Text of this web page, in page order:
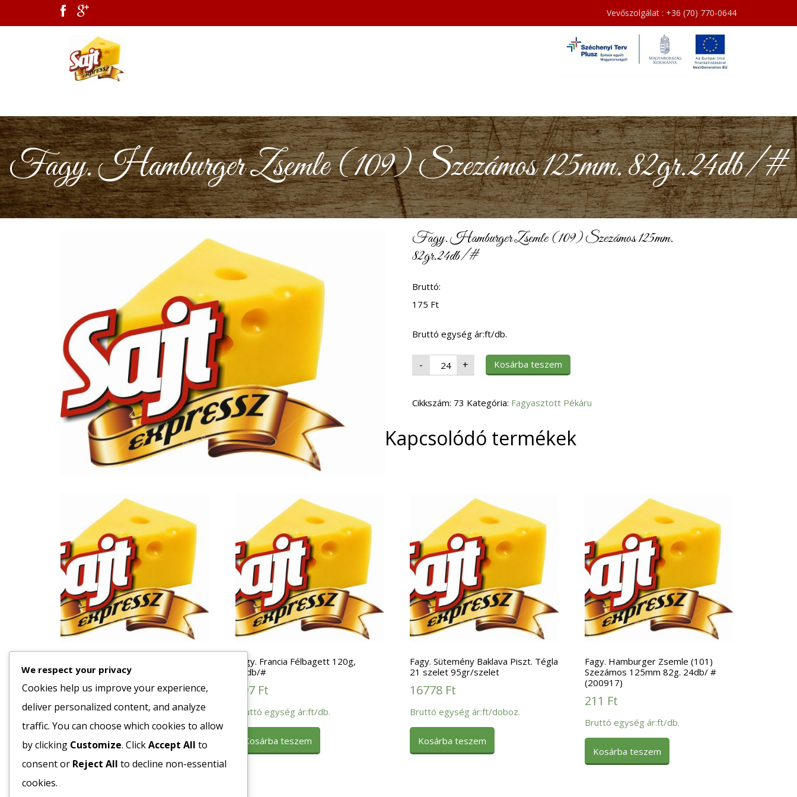
Vevőszolgálat : +36 (70) 770-0644
Fagy. Hamburger Zsemle (109) Szezámos 125mm. 82gr.24db/#
Fagy. Hamburger Zsemle (109) Szezámos 125mm.
82gr.24db/#
Bruttó:
175 Ft
Bruttó egység ár:ft/db.
- Fagy.
Hamburger
Zsemle
125mm.
+ Kosárba teszem
Cikkszám: 73 Kategória: Fagyasztott Pékáru
Kapcsolódó termékek
Szezámos Óriás 155mm 24db/#
296Ft
Bruttó egység ár:ft/db.
Kosárba teszem
Fagy. Francia Félbagett 120g,
55db/#
197 Ft
Bruttó egység ár:ft/db.
Kosárba teszem
Fagy. Sütemény Baklava Piszt. Tégla
21 szelet 95gr/szelet
16778 Ft
Bruttó egység ár:ft/doboz.
Kosárba teszem
Fagy. Hamburger Zsemle (101)
Szezámos 125mm 82g. 24db/ #
(200917)
211 Ft
Bruttó egység ár:ft/db.
Kosárba teszem
We respect your privacy
Cookies help us improve your experience,
deliver personalized content, and analyze
traffic. You can choose which cookies to allow
by clicking Customize. ClickAccept All to
consent or Reject All to decline non-essential
cookies.